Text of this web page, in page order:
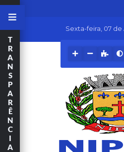
Sexta-feira 07 de
T
R
A
N
S
P
A
R
Ê
N
C
I
A